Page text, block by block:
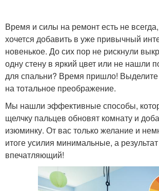
Время и силы на ремонт есть не
хочется добавить в уже привычный
новенькое. До сих пор не рискнули
одну стену в яркий цвет или не нашли
для спальни? Время пришло!
на тотальное преображение.
Мы нашли эффективные способы,
щелчку пальцев обновят комнату и
изюминку. От вас только желание и
итоге усилия минимальные, а
впечатляющий!